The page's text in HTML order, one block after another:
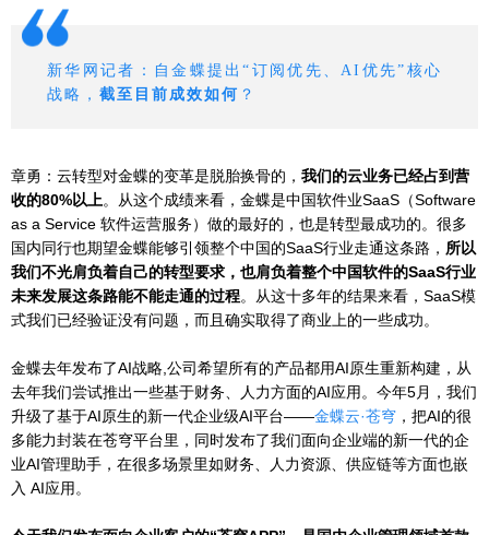
新华网记者：自金蝶提出“订阅优先、AI优先”核心
战略， 截至目前成效如何 ？
章勇：云转型对金蝶的变革是脱胎换骨的， 我们的云业务已经占到营
收的80%以上。从这个成绩来看，金蝶是中国软件业SaaS（Software
as a Service 软件运营服务）做的最好的，也是转型最成功的。很多
国内同行也期望金蝶能够引领整个中国的SaaS行业走通这条路， 所以
我们不光肩负着自己的转型要求，也肩负着整个中国软件的SaaS行业
未来发展这条路能不能走通的过程。从这十多年的结果来看， SaaS模
式我们已经验证没有问题，而且确实取得了商业上的一些成功。
金蝶去年发布了AI战略,公司希望所有的产品都用AI原生重新构建，从
去年我们尝试推出一些基于财务、人力方面的AI应用。今年5月，我们
升级了基于AI原生的新一代企业级AI平台——金蝶云·苍穹 ，把AI的很
多能力封装在苍穹平台里，同时发布了我们面向企业端的新一代的企
业AI管理助手，在很多场景里如财务、人力资源、供应链等方面也嵌
入 AI应用。